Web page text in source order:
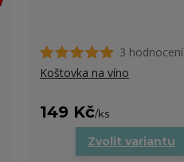
3 hodnocení
Koštovka na víno
149 Kč/ks
Zvolit variantu